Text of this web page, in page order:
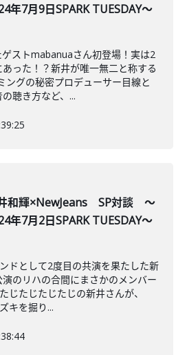
年7月9日SPARK TUESDAY～
ストmabanuaさん初登場！実は2
った！？新井が唯一無二と称する
ングの秘密プロデューサー目線と
聴き方など、...
和輝×NewJeans SP対談 ～
年7月2日SPARK TUESDAY～
ドとして2度目の共演を果たした新
のリハの合間にまさかのメンバー
じたじたじたじの新井さんが、
キを掘り...